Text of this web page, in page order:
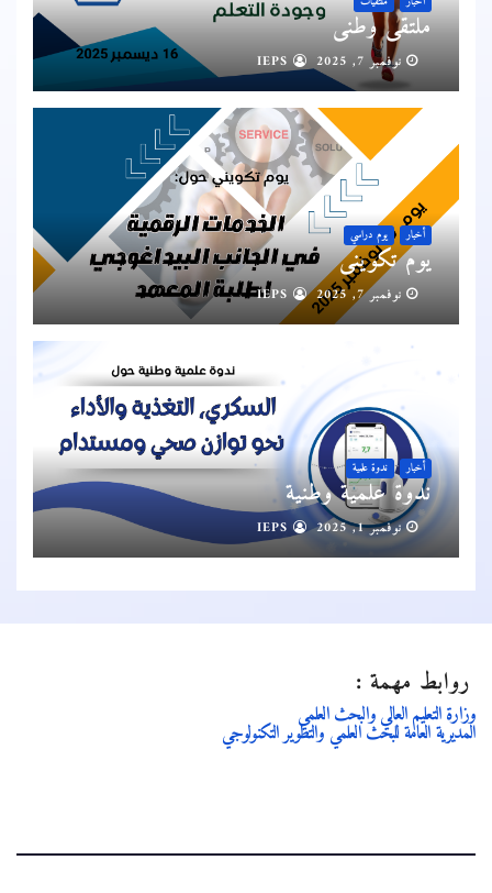
ملتقى وطني
نوفمبر 7, 2025
أخبار يوم دراسي
يوم تكويني
نوفمبر 7, 2025
أخبار ندوة علمية
ندوة علمية وطنية
نوفمبر 1, 2025
روابط مهمة :
وزارة التعليم العالي والبحث العلمي
المديرية العامة للبحث العلمي والتطوير التكنولوجي